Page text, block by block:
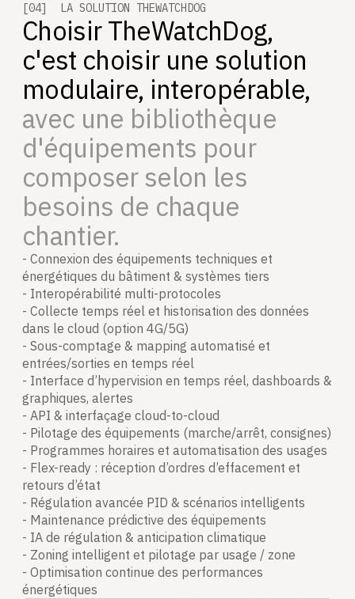
[04] LA SOLUTION THEWATCHDOG
Choisir TheWatchDog,
c'est choisir une solution
modulaire, interopérable,
avec une bibliothèque
d'équipements pour
composer selon les
besoins de chaque
chantier.
- Connexion des équipements techniques et
énergétiques du bâtiment & systèmes tiers
- Interopérabilité multi-protocoles
- Collecte temps réel et historisation des données
dans le cloud (option 4G/5G)
- Sous-comptage & mapping automatisé et
entrées/sorties en temps réel
- Interface d’hypervision en temps réel, dashboards &
graphiques, alertes
- API & interfaçage cloud-to-cloud
- Pilotage des équipements (marche/arrêt, consignes)
- Programmes horaires et automatisation des usages
- Flex-ready : réception d’ordres d’effacement et
retours d’état
- Régulation avancée PID & scénarios intelligents
- Maintenance prédictive des équipements
- IA de régulation & anticipation climatique
- Zoning intelligent et pilotage par usage / zone
- Optimisation continue des performances
énergétiques